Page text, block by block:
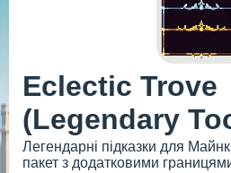
Eclectic Trove
(Legendary
Легендарні підказки для
пакет з додатковими